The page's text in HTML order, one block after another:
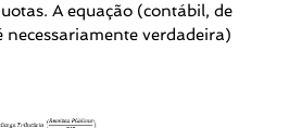
A equação (contábil, de
necessariamente verdadeira)